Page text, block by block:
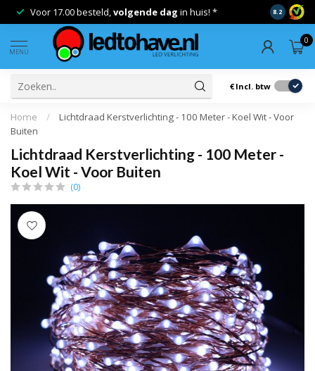
Voor 17.00 besteld,volgende dag in huis! * Gratis
8.2
MENU
0
€ Incl. btw
Home /
Lichtdraad Kerstverlichting - 100 Meter - Koel Wit - Voor
Buiten
Lichtdraad Kerstverlichting - 100 Meter -
Koel Wit - Voor Buiten
(0)